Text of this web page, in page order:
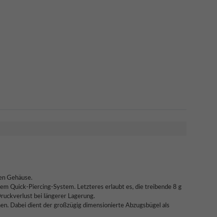
Gehäuse.
Quick-Piercing-System. Letzteres erlaubt es, die treibende 8 g
bei längerer Lagerung.
Dabei dient der großzügig dimensionierte Abzugsbügel als